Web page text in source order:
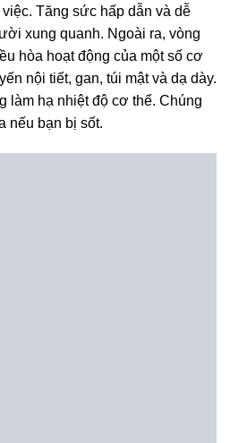
Tăng sức hấp dẫn và dễ
xung quanh. Ngoài ra, vòng
hòa hoạt động của một số cơ
nội tiết, gan, túi mật và dạ dày.
làm hạ nhiệt độ cơ thể. Chúng
nếu bạn bị sốt.